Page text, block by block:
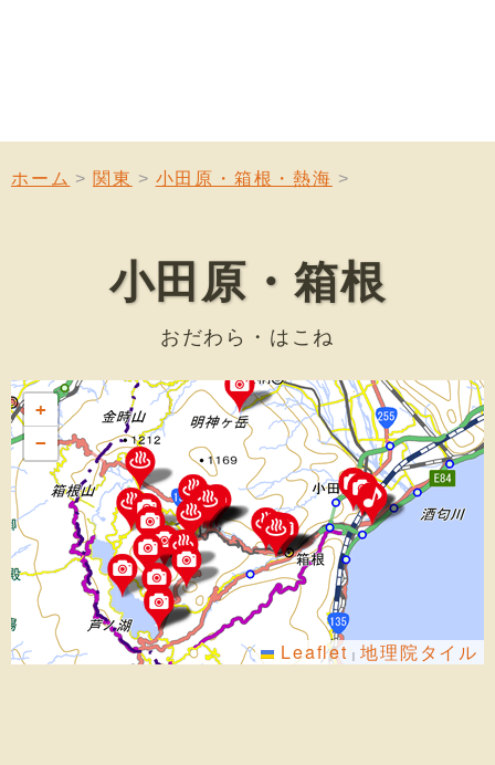
ホーム 関東 小田原・箱根・熱海
小田原・箱根
おだわら・はこね
+
−
Leaflet | 地理院タイル